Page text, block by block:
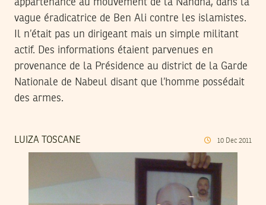
appartenance au mouvement de la Nahdha, dans la
vague éradicatrice de Ben Ali contre les islamistes.
Il n’était pas un dirigeant mais un simple militant
actif. Des informations étaient parvenues en
provenance de la Présidence au district de la Garde
Nationale de Nabeul disant que l’homme possédait
des armes.
LUIZA TOSCANE 10 Dec 2011